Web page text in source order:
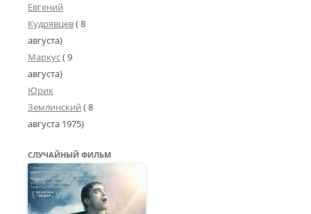
Евгений
Кудрявцев( 8
августа)
Маркус( 9
августа)
Юрик
Землинский (8
августа 1975)
СЛУЧАЙНЫЙ ФИЛЬМ